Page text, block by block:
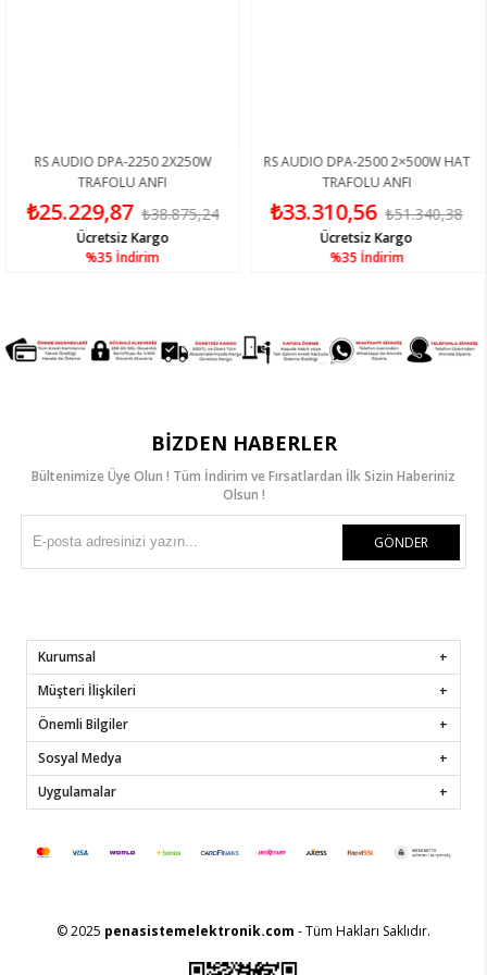
RS AUDIO DPA-2250 2X250W
TRAFOLU ANFI
₺25.229,87 ₺38.875,24
%35İndirim
Ücretsiz Kargo
RS AUDIO DPA-2500 2×500W HAT
TRAFOLU ANFI
₺33.310,56 ₺51.340,38
%35İndirim
Ücretsiz Kargo
BIZDEN HABERLER
Bültenimize Üye Olun ! Tüm İndirim ve Fırsatlardan İlk Sizin Haberiniz
Olsun !
GÖNDER
Kurumsal
Müşteri İlişkileri
Önemli Bilgiler
Sosyal Medya
Uygulamalar
© 2025 penasistemelektronik.com - Tüm Hakları Saklıdır.